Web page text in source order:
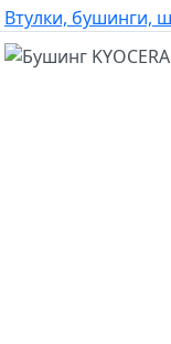
Втулки, бушинги,